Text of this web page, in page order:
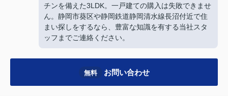
チンを備えた3LDK。一戸建ての購入は失敗できませ
ん。静岡市葵区や静岡鉄道静岡清水線長沼付近で住
まい探しをするなら、豊富な知識を有する当社スタ
ッフまでご連絡ください。
無料 お問い合わせ